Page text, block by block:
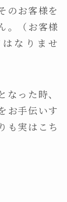
のお客様を
。（お客様
なりませ
った時、
お手伝いす
も実はこち